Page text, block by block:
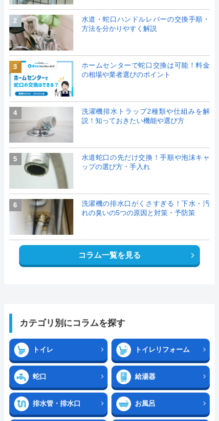
2
水道・蛇口ハンドルレバーの交換手順・
方法を分かりやすく解説
3
ホームセンターで蛇口交換は可能！料金
の相場や業者選びのポイント
4
洗濯機排水トラップ2種類や仕組みを解
説！知っておきたい機能や選び方
5
水道蛇口の先だけ交換！手順や泡沫キャ
ップの選び方・手入れ
6
洗濯機の排水口がくさすぎる！下水・汚
れの臭いの5つの原因と対策・予防策
コラム一覧を見る
カテゴリ別にコラムを探す
トイレ トイレリフォーム
蛇口 給湯器
排水管・排水口 お風呂